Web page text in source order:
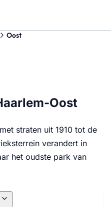
Oost
Oost
straten uit 1910 tot de
verandert in
het oudste park van